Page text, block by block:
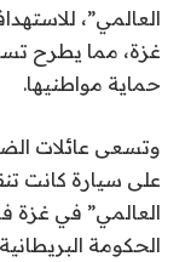
العالمي”،
غزة، مما يطرح
حماية مواطنيها.
وتسعى عائلات
على سيارة كانت
الحكومة